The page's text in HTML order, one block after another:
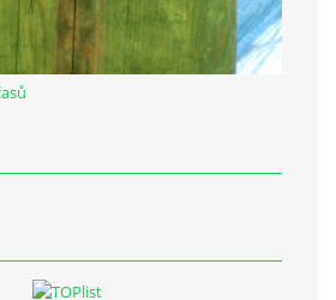
Kontaktní osoba:
Cinkeisová
723 967 851
eStránky.cz |RSS